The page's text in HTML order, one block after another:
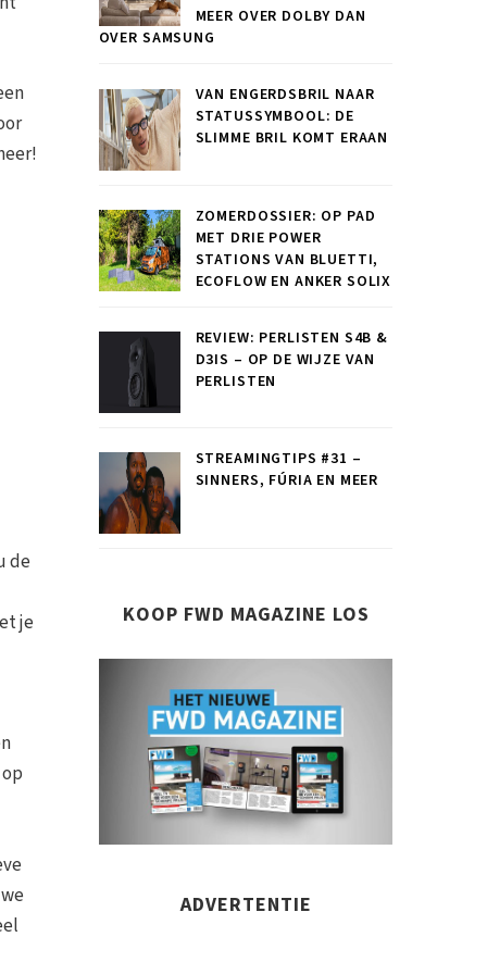
de
je
MEER OVER DOLBY DAN
OVER SAMSUNG
VAN ENGERDSBRIL NAAR
STATUSSYMBOOL: DE
SLIMME BRIL KOMT ERAAN
ZOMERDOSSIER: OP PAD
MET DRIE POWER
STATIONS VAN BLUETTI,
ECOFLOW EN ANKER SOLIX
REVIEW: PERLISTEN S4B &
D3IS – OP DE WIJZE VAN
PERLISTEN
STREAMINGTIPS #31 –
SINNERS, FÚRIA EN MEER
KOOP FWD MAGAZINE LOS
ADVERTENTIE